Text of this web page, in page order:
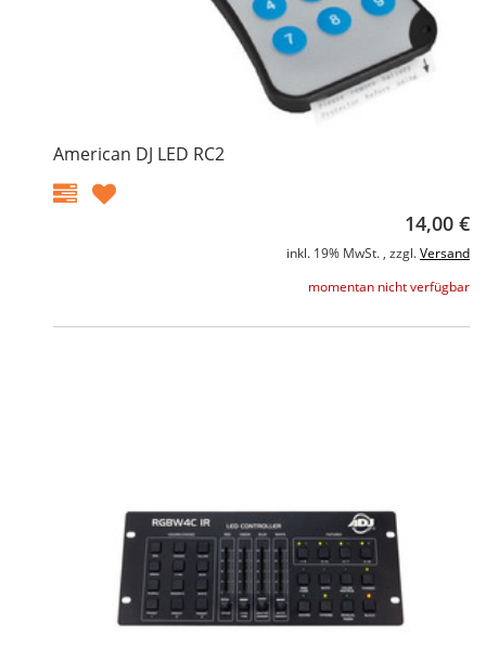
American DJ LED RC2
14,00 €
inkl. 19% MwSt. , zzgl. Versand
momentan nicht verfügbar